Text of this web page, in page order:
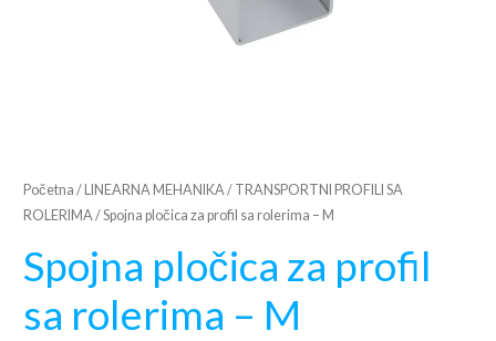
Početna /LINEARNA MEHANIKA / TRANSPORTNI PROFILI SA
ROLERIMA / Spojna pločica za profil sa rolerima – M
Spojna pločica za profil
sa rolerima – M